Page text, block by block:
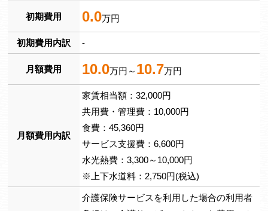
初期費用 0.0万円
初期費用内訳 -
月額費用 10.0万円～ 10.7万円
月額費用内訳
家賃相当額：32,000円
共用費・管理費：10,000円
食費：45,360円
サービス支援費：6,600円
水光熱費：3,300～10,000円
※上下水道料：2,750円(税込)
介護保険サービスを利用した場合の利用者